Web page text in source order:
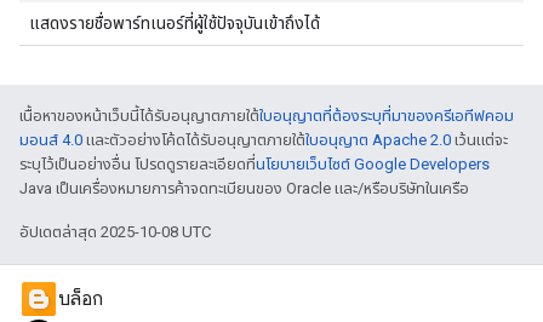
แสดงรายชื่อพาร์ทเนอร์ที่ผู้ใช้ปัจจุบันเข้าถึงได้
เนื้อหาของหน้าเว็บนี้ได้รับอนุญาตภายใต้ใบอนุญาตที่ต้องระบุที่มาของครีเอทีฟคอม
มอนส์ 4.0 และตัวอย่างโค้ดได้รับอนุญาตภายใต้ใบอนุญาต Apache 2.0 เว้นแต่จะ
ระบุไว้เป็นอย่างอื่น โปรดดูรายละเอียดที่นโยบายเว็บไซต์ Google Developers
Java เป็นเครื่องหมายการค้าจดทะเบียนของ Oracle และ/หรือบริษัทในเครือ
อัปเดตล่าสุด 2025-10-08 UTC
บล็อก